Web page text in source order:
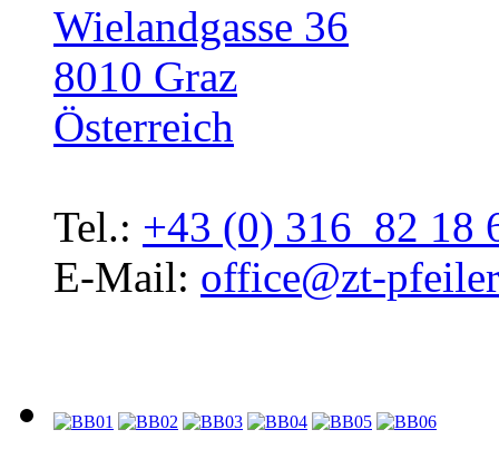
Wielandgasse 36
8010 Graz
Österreich
Tel.: +43 (0) 316 82 18
E-Mail: office@zt-